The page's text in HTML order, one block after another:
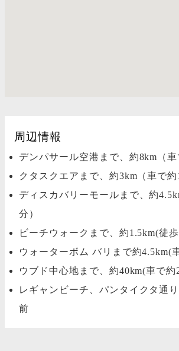
周辺情報
デンパサール空港まで、約8km（車
クタスクエアまで、約3km（車で約
ディスカバリーモールまで、約
分）
ビーチウォークまで、約1.5km(徒
ウォーターボム バリまで約4.5km(
ウブド中心地まで、約40km(車で約
レギャンビーチ、パンタイクタ通
前